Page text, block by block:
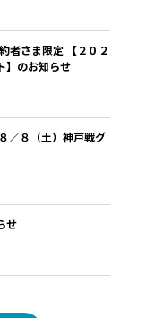
者さま限定 【２０２
】のお知らせ
／８（土）神戸戦グ
せ